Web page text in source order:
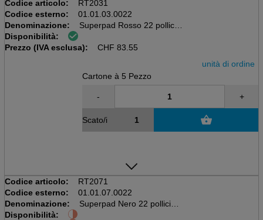
Codice articolo:
RT2031
Codice esterno:
01.01.03.0022
Denominazione:
Superpad Rosso 22 pollici
Disponibilità:
Prezzo (IVA esclusa):
CHF 83.55
unità di ordine
Cartone à 5 Pezzo
- +
Scato/i
Codice articolo:
RT2071
Codice esterno:
01.01.07.0022
Denominazione:
Superpad Nero 22 pollici
Disponibilità: